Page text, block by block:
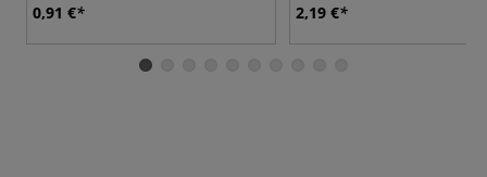
0,91 € 2,19 €